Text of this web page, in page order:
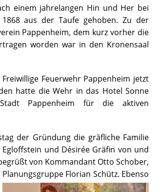
einem jahrelangen Hin und Her bei
aus der Taufe gehoben. Zu der
Pappenheim, dem kurz vorher die
worden war in den Kronensaal
Feuerwehr Pappenheim jetzt
hatte die Wehr in das Hotel Sonne
Pappenheim für die aktiven
der Gründung die gräfliche Familie
und Désirée Gräfin von und
von Kommandant Otto Schober,
Florian Schütz. Ebenso